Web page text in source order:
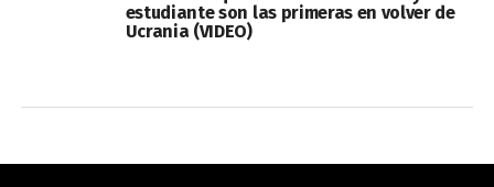
estudiante son las primeras en volver de
Ucrania (VIDEO)